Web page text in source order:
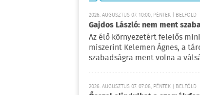
2026. AUGUSZTUS 07. 10:00, PÉNTEK | BELFÖLD
Gajdos László: nem ment
Az élő környezetért felelős
miszerint Kelemen Ágnes, a
szabadságra ment volna a
2026. AUGUSZTUS 07. 07:08, PÉNTEK | BELFÖLD